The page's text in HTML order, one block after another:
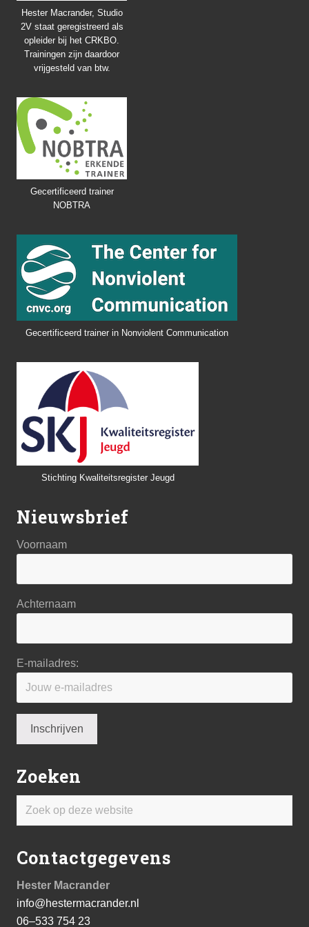
Hester Macrander, Studio
2V staat geregistreerd als
opleider bij het CRKBO.
Trainingen zijn daardoor
vrijgesteld van btw.
Gecertificeerd trainer
NOBTRA
Gecertificeerd trainer in Nonviolent Communication
Stichting Kwaliteitsregister Jeugd
Nieuwsbrief
Voornaam
Achternaam
E-mailadres:
Zoeken
Zoek
website
Contactgegevens
Hester Macrander
info@hestermacrander.nl
06–533 754 23